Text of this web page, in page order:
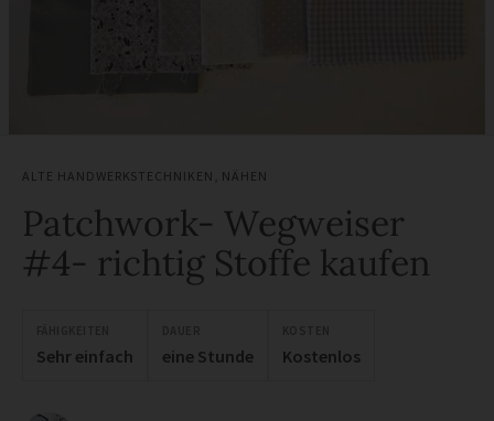
ALTE HANDWERKSTECHNIKEN NÄHEN
Patchwork- Wegweiser
#4- richtig Stoffe kaufen
Sehr einfach eine Stunde Kostenlos